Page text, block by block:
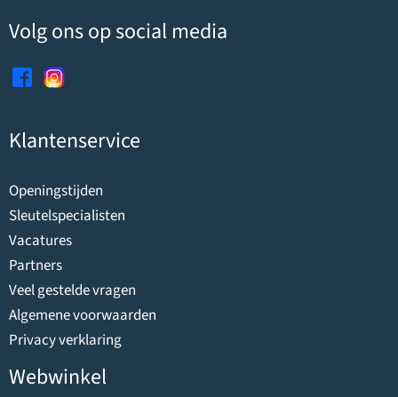
Volg ons op social media
Klantenservice
Openingstijden
Sleutelspecialisten
Vacatures
Partners
Veel gestelde vragen
Algemene voorwaarden
Privacy verklaring
Webwinkel